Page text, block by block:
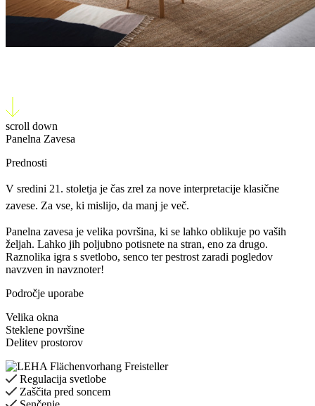
scroll down
Panelna Zavesa
Prednosti
V sredini 21. stoletja je čas zrel za nove interpretacije klasične
zavese. Za vse, ki mislijo, da manj je več.
Panelna zavesa je velika površina, ki se lahko oblikuje po vaših
željah. Lahko jih poljubno potisnete na stran, eno za drugo.
Raznolika igra s svetlobo, senco ter pestrost zaradi pogledov
navzven in navznoter!
Področje uporabe
Velika okna
Steklene površine
Delitev prostorov
Regulacija svetlobe
Zaščita pred soncem